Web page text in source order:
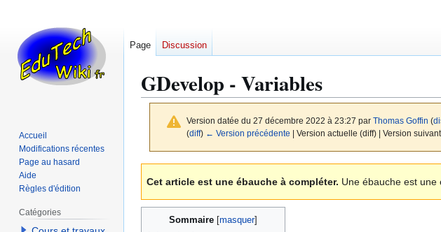
GDevelop - Variables
Version datée du 27 décembre 2022 à 23:27 par Thomas Goffin (
(diff) ← Version précédente | Version actuelle (diff) | Version
la
navigation
la
recherche
Cet article est une ébauche à compléter. Une ébauche est
Sommaire
Page Discussion
Accueil
Modifications récentes
Page au hasard
Aide
Règles d'édition
Catégories